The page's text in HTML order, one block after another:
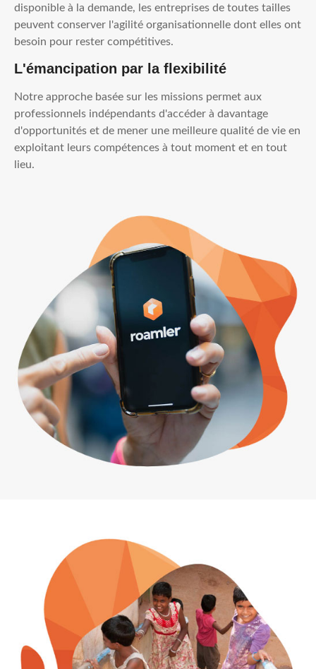
disponible à la demande, les entreprises de toutes tailles
peuvent conserver l'agilité organisationnelle dont elles ont
besoin pour rester compétitives.
L'émancipation par la flexibilité
Notre approche basée sur les missions permet aux
professionnels indépendants d'accéder à davantage
d'opportunités et de mener une meilleure qualité de vie en
exploitant leurs compétences à tout moment et en tout
lieu.